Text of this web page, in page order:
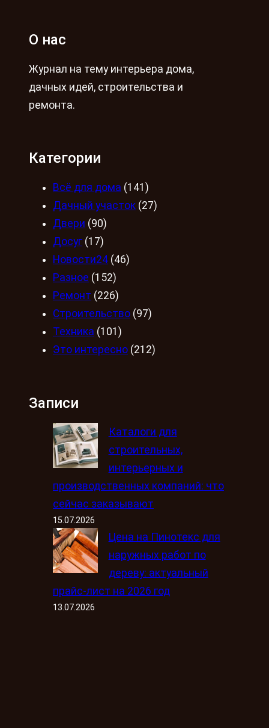
О нас
Журнал на тему интерьера дома,
дачных идей, строительства и
ремонта.
Категории
Всё для дома (141)
Дачный участок (27)
Двери (90)
Досуг (17)
Новости24 (46)
Разное (152)
Ремонт (226)
Строительство (97)
Техника (101)
Это интересно (212)
Записи
Каталоги для
строительных,
интерьерных и
производственных компаний: что
сейчас заказывают
15.07.2026
Цена на Пинотекс для
наружных работ по
дереву: актуальный
прайс-лист на 2026 год
13.07.2026